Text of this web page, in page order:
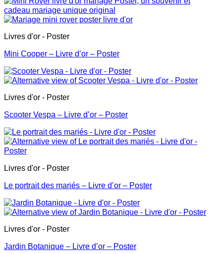
Livres d'or - Poster
Mini Cooper – Livre d’or – Poster
Livres d'or - Poster
Scooter Vespa – Livre d’or – Poster
Livres d'or - Poster
Le portrait des mariés – Livre d’or – Poster
Livres d'or - Poster
Jardin Botanique – Livre d’or – Poster